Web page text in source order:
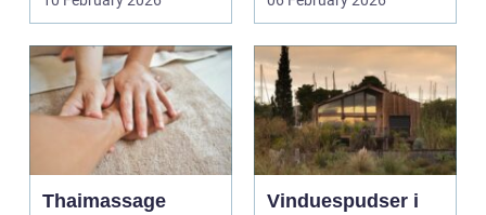
svejsninger og k...
Thaimassage
Vinduespudser i